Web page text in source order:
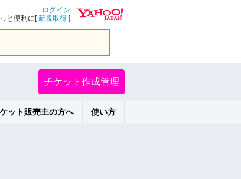
ログイン
と便利に[新規取得 ]
チケット作成管理
ット販売主の方へ 使い方